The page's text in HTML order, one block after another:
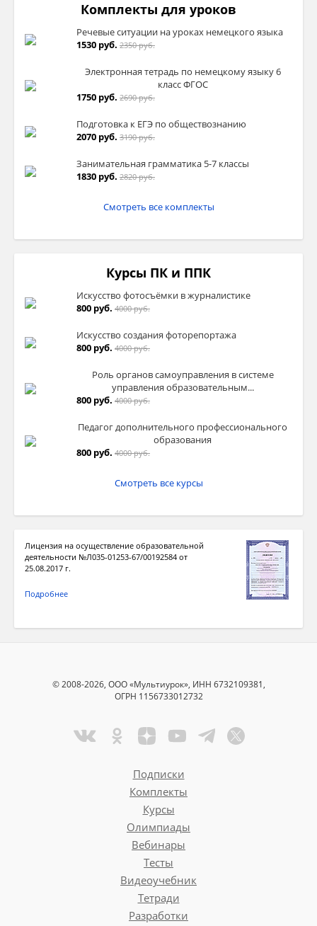
Комплекты для уроков
Речевые ситуации на уроках немецкого языка
1530 руб. 2350 руб.
Электронная тетрадь по немецкому языку 6
класс ФГОС
1750 руб. 2690 руб.
Подготовка к ЕГЭ по обществознанию
2070 руб. 3190 руб.
Занимательная грамматика 5-7 классы
1830 руб. 2820 руб.
Смотреть все комплекты
Курсы ПК и ППК
Искусство фотосъёмки в журналистике
800 руб. 4000 руб.
Искусство создания фоторепортажа
800 руб. 4000 руб.
Роль органов самоуправления в системе
управления образовательным...
800 руб. 4000 руб.
Педагог дополнительного профессионального
образования
800 руб. 4000 руб.
Смотреть все курсы
Лицензия на осуществление образовательной
деятельности №Л035-01253-67/00192584 от
25.08.2017 г.
Подробнее
© 2008-2026, ООО «Мультиурок», ИНН 6732109381,
ОГРН 1156733012732
Подписки
Комплекты
Курсы
Олимпиады
Вебинары
Тесты
Видеоучебник
Тетради
Разработки